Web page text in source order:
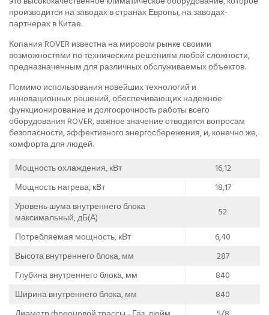
производится на заводах в странах Европы, на заводах-
партнерах в Китае.
Копания ROVER известна на мировом рынке своими
возможностями по техническим решениям любой сложности,
предназначенным для различных обслуживаемых объектов.
Помимо использования новейших технологий и
инновационных решений, обеспечивающих надежное
функционирование и долгосрочность работы всего
оборудования ROVER, важное значение отводится вопросам
безопасности, эффективного энергосбережения, и, конечно же,
комфорта для людей.
Мощность охлаждения, кВт
16,12
Мощность нагрева, кВт
18,17
Уровень шума внутреннего блока
максимальный, дБ(А)
52
Потребляемая мощность, кВт
6,40
Высота внутреннего блока, мм
287
Глубина внутреннего блока, мм
840
Ширина внутреннего блока, мм
840